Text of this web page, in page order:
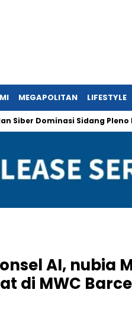
MEGAPOLITAN LIFESTYLE
Sidang Pleno KTT
AI, nubia
di MWC